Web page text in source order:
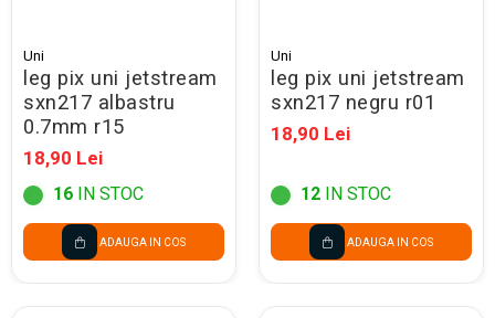
Uni
leg pix uni jetstream
sxn217 albastru
0.7mm r15
18,90 Lei
16 IN STOC
ADAUGA IN COS
Uni
leg pix uni jetstream
sxn217 negru r01
18,90 Lei
12 IN STOC
ADAUGA IN COS